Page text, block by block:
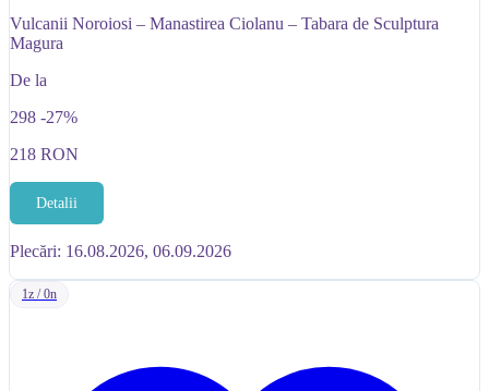
Vulcanii Noroiosi – Manastirea Ciolanu – Tabara de Sculptura
Magura
De la
298 -27%
218 RON
Detalii
Plecări: 16.08.2026, 06.09.2026
1z / 0n